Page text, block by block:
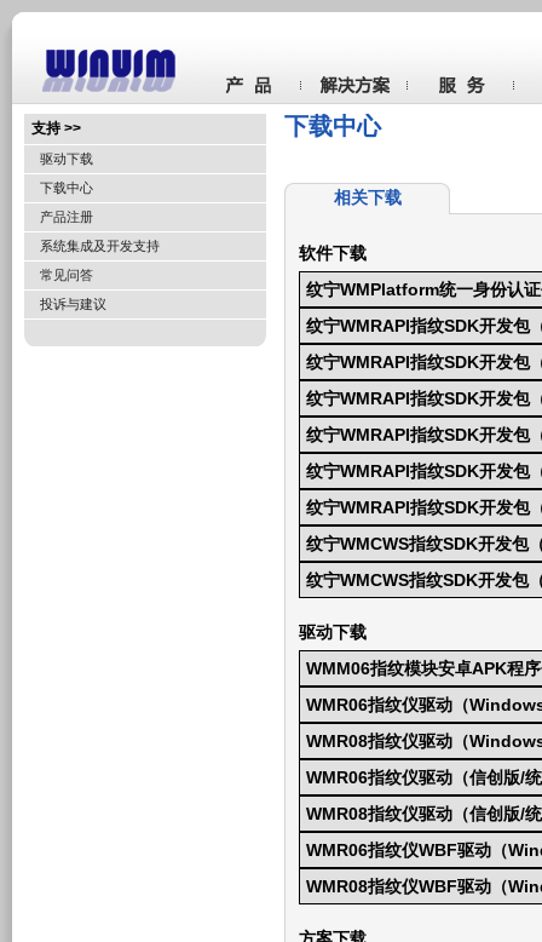
支持 >>
驱动下载
下载中心
产品注册
系统集成及开发支持
常见问答
投诉与建议
下载中心
相关下载
软件下载
纹宁WMPlatform统一身份认
纹宁WMRAPI指纹SDK开发包
纹宁WMRAPI指纹SDK开发包
纹宁WMRAPI指纹SDK开发包
纹宁WMRAPI指纹SDK开发包
纹宁WMRAPI指纹SDK开发包
纹宁WMRAPI指纹SDK开发包
纹宁WMCWS指纹SDK开发包
纹宁WMCWS指纹SDK开发包
驱动下载
WMM06指纹模块安卓APK程
WMR06指纹仪驱动（
WMR08指纹仪驱动（
WMR06指纹仪驱动（信创版/
WMR08指纹仪驱动（信创版/
WMR06指纹仪WBF驱动（
WMR08指纹仪WBF驱动（